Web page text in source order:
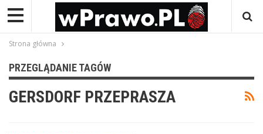
Strona główna
PRZEGLĄDANIE TAGÓW
GERSDORF PRZEPRASZA